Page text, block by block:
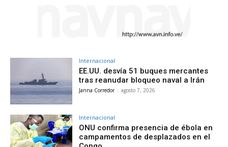
Internacional
EE.UU. desvía 51 buques mercantes
tras reanudar bloqueo naval a Irán
Janna Corredor - agosto 7, 2026
Internacional
ONU confirma presencia de ébola en
campamentos de desplazados en el